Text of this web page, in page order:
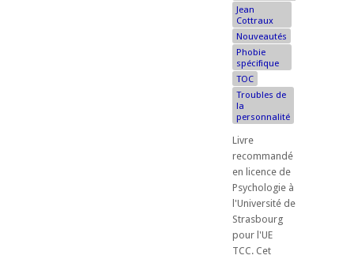
Jean
Cottraux
Nouveautés
Phobie
spécifique
TOC
Troubles de
la
personnalité
Livre
recommandé
en licence de
Psychologie à
l'Université de
Strasbourg
pour l'UE
TCC. ​Cet